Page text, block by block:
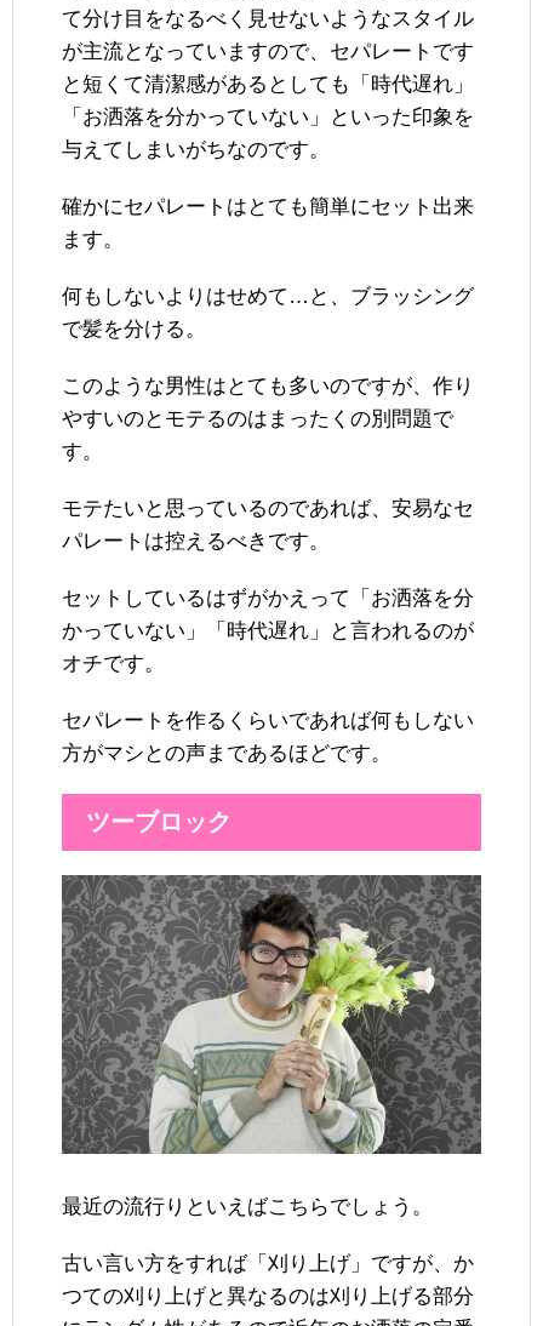
て分け目をなるべく見せないようなスタイル
が主流となっていますので、セパレートです
と短くて清潔感があるとしても「時代遅れ」
「お洒落を分かっていない」といった印象を
与えてしまいがちなのです。
確かにセパレートはとても簡単にセット出来
ます。
何もしないよりはせめて…と、ブラッシング
で髪を分ける。
このような男性はとても多いのですが、作り
やすいのとモテるのはまったくの別問題で
す。
モテたいと思っているのであれば、安易なセ
パレートは控えるべきです。
セットしているはずがかえって「お洒落を分
かっていない」「時代遅れ」と言われるのが
オチです。
セパレートを作るくらいであれば何もしない
方がマシとの声まであるほどです。
ツーブロック
最近の流行りといえばこちらでしょう。
古い言い方をすれば「刈り上げ」ですが、か
つての刈り上げと異なるのは刈り上げる部分